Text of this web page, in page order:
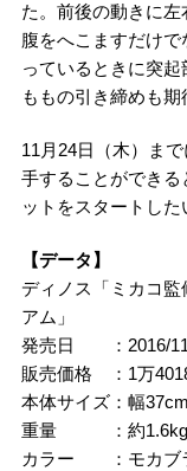
た。前後の動きに
腹をへこますだけ
っているときに突
ももの引き締めも期
11月24日（木）ま
手することができ
ットをスタートした
【データ】
ディノス「ミカコ
アム」
発売日 ：2016/11/
販売価格 ：1万
本体サイズ：幅
重量 ：約1.6kg
カラー ：モカブ